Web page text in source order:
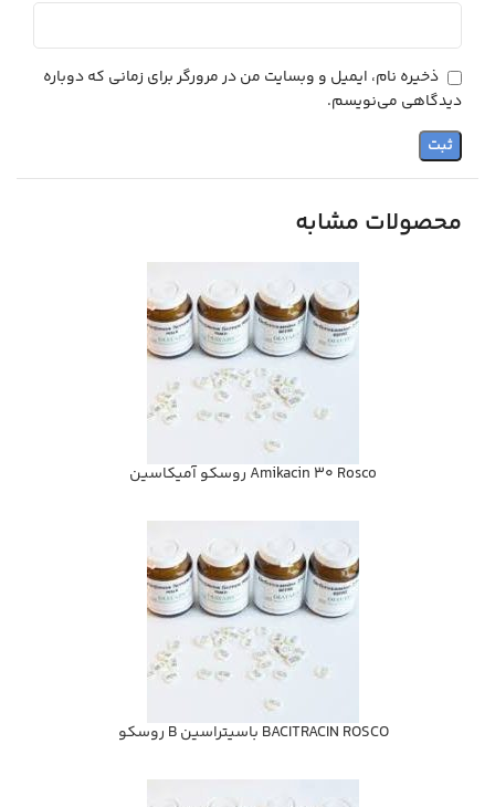
ذخیره نام، ایمیل و وبسایت من در مرورگر برای زمانی که دوباره
دیدگاهی می‌نویسم.
محصولات مشابه
Amikacin 30 Rosco روسكو آميكاسين
BACITRACIN ROSCO باسيتراسين B روسكو